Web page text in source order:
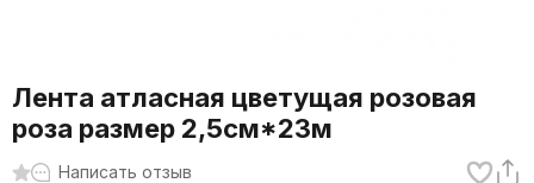
Лента атласная цветущая розовая
роза размер 2,5см*23м
Написать отзыв